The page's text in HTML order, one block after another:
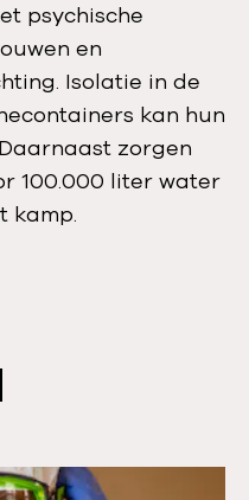
psychische
en
Isolatie in de
kan hun
zorgen
100.000 liter water
kamp.